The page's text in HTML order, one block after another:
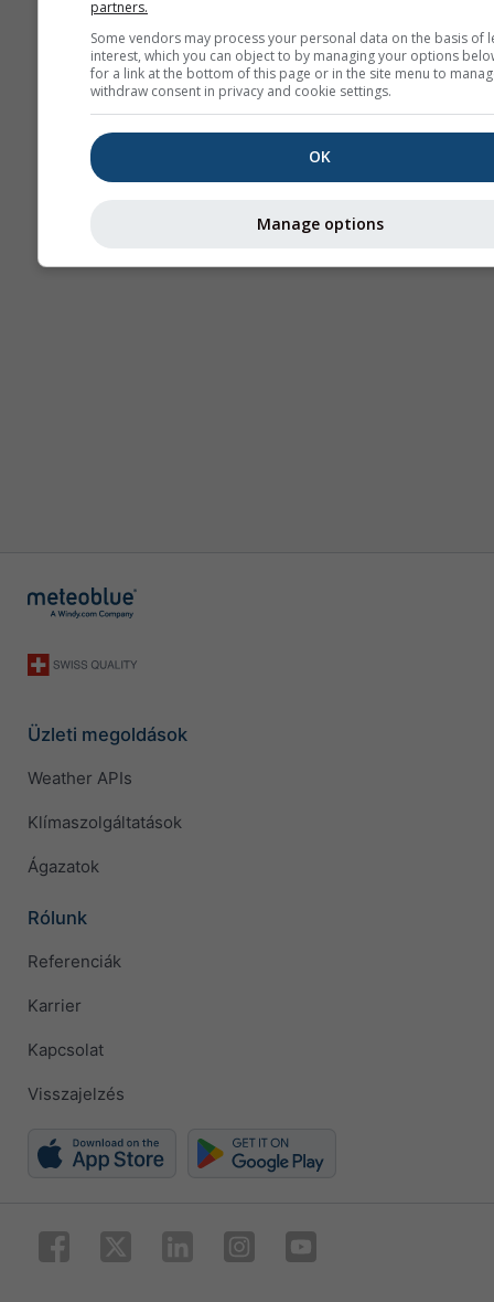
Üzleti megoldások
Weather APIs
Klímaszolgáltatások
Ágazatok
Rólunk
Referenciák
Karrier
Kapcsolat
Visszajelzés
partners.
Some vendors may process your personal data on the basis of
interest, which you can object to by managing your options
for a link at the bottom of this page or in the site menu to
withdraw consent in privacy and cookie settings.
OK
Manage options